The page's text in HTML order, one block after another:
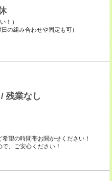
！）
の組み合わせや固定も可）
残業なし
望の時間帯お聞かせください！
、ご安心ください！